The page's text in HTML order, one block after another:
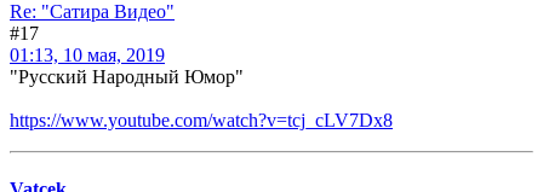
Re: "Сатира Видео"
#17
01:13, 10 мая, 2019
"Русский Народный Юмор"
https://www.youtube.com/watch?v=tcj_cLV7Dx8